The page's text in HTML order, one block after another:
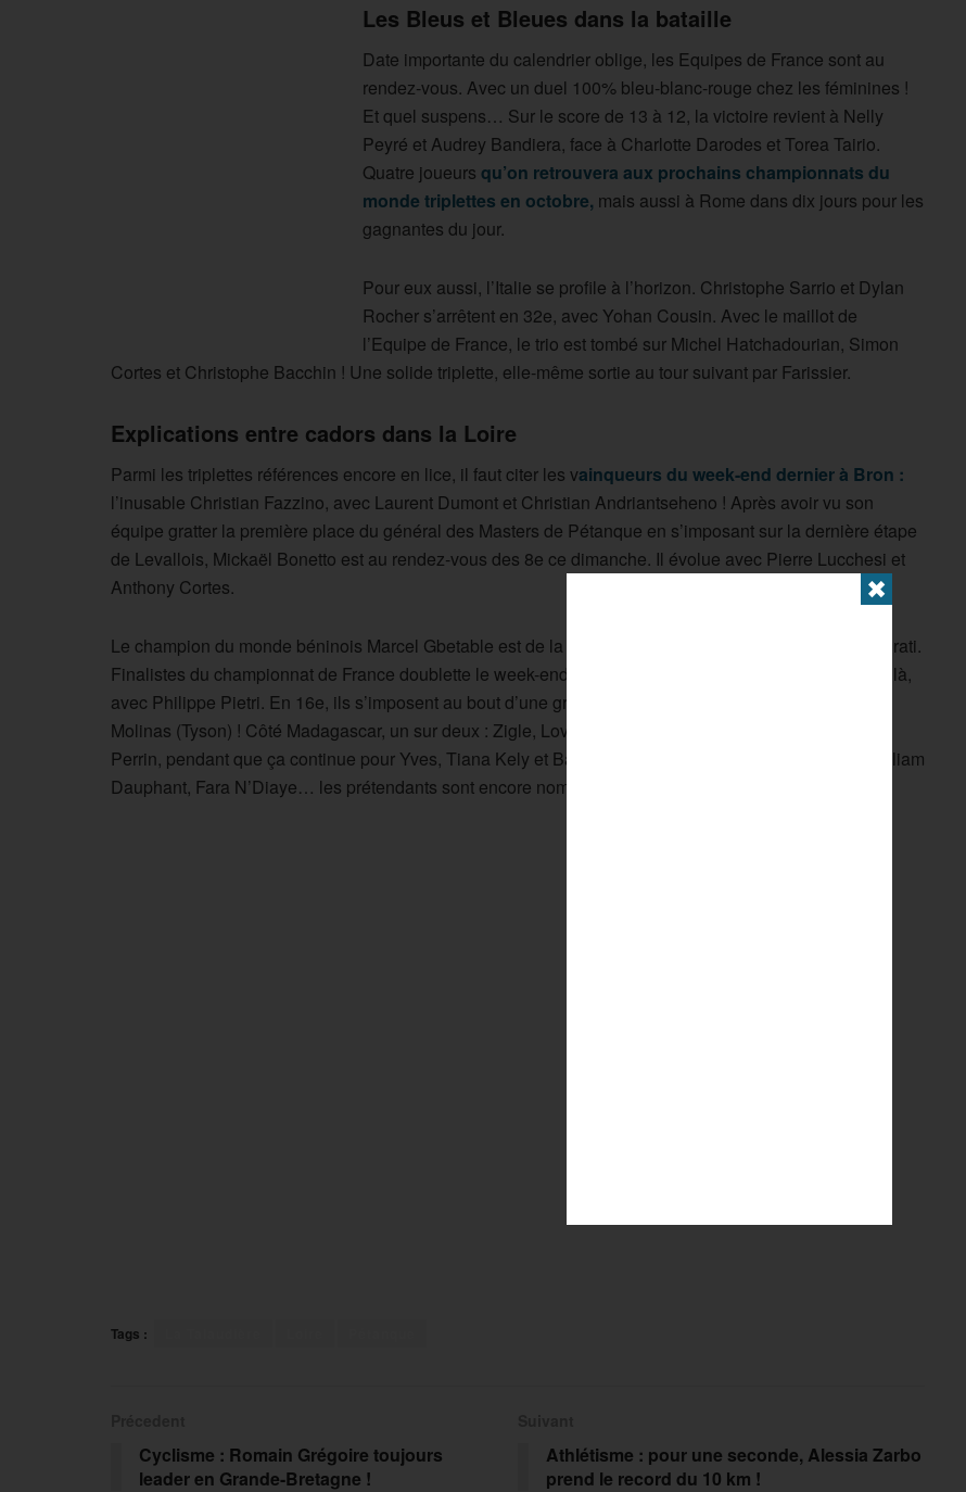
Les Bleus et Bleues dans la bataille
Date importante du calendrier oblige, les Equipes de France sont au
rendez-vous. Avec un duel 100% bleu-blanc-rouge chez les féminines !
Et quel suspens… Sur le score de 13 à 12, la victoire revient à Nelly
Peyré et Audrey Bandiera, face à Charlotte Darodes et Torea Tairio.
Quatre joueurs qu’on retrouvera aux prochains championnats du
monde triplettes en octobre, mais aussi à Rome dans dix jours pour les
gagnantes du jour.
Pour eux aussi, l’Italie se profile à l’horizon. Christophe Sarrio et Dylan
Rocher s’arrêtent en 32e, avec Yohan Cousin. Avec le maillot de
l’Equipe de France, le trio est tombé sur Michel Hatchadourian, Simon
Cortes et Christophe Bacchin ! Une solide triplette, elle-même sortie au tour suivant par Farissier.
Explications entre cadors dans la Loire
Parmi les triplettes références encore en lice, il faut citer les vainqueurs du week-end dernier à Bron :
l’inusable Christian Fazzino, avec Laurent Dumont et Christian Andriantseheno ! Après avoir vu son
équipe gratter la première place du général des Masters de Pétanque en s’imposant sur la dernière étape
de Levallois, Mickaël Bonetto est au rendez-vous des 8e ce dimanche. Il évolue avec Pierre Lucchesi et
Anthony Cortes.
Le champion du monde béninois Marcel Gbetable est de la partie, avec Alexandre Mallet et Nonce Murati.
Finalistes du championnat de France doublette le week-end dernier, Henri Lacroix et Ligan Doerr sont là,
avec Philippe Pietri. En 16e, ils s’imposent au bout d’une grande affiche face à Santucci – Barbato –
Molinas (Tyson) ! Côté Madagascar, un sur deux : Zigle, Lova et Tonnerre sont éliminés par Frédéric
Perrin, pendant que ça continue pour Yves, Tiana Kely et Baloty. Kévin Prud’homme, Alex Vernile, William
Dauphant, Fara N’Diaye… les prétendants sont encore nombreux.
Tags :
Cyclisme : Romain Grégoire toujours
leader en Grande-Bretagne !
Athlétisme : pour une seconde, Alessia Zarbo
prend le record du 10 km !
✖